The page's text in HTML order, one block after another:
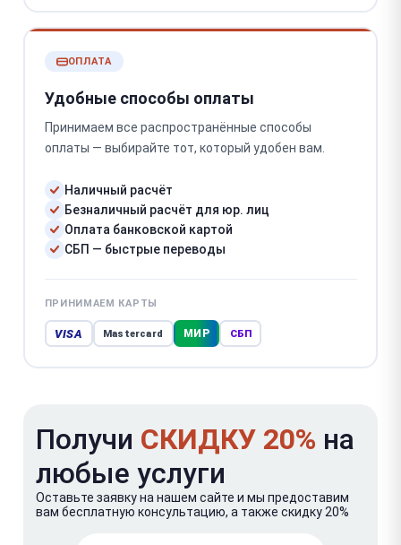
ОПЛАТА
Удобные способы оплаты
Принимаем все распространённые способы
оплаты — выбирайте тот, который удобен вам.
Наличный расчёт
Безналичный расчёт для юр. лиц
Оплата банковской картой
СБП — быстрые переводы
ПРИНИМАЕМ КАРТЫ
VISA Mastercard МИР СБП
Получи СКИДКУ 20% на
любые услуги
Оставьте заявку на нашем сайте и мы предоставим
вам бесплатную консультацию, а также скидку 20%